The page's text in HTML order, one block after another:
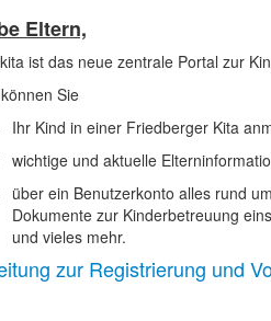
Eltern,
ist das neue zentrale Portal zur
Sie
Ihr Kind in einer Friedberger Kita
wichtige und aktuelle
über ein Benutzerkonto alles rund
Dokumente zur Kinderbetreuung
und vieles mehr.
zur Registrierung und